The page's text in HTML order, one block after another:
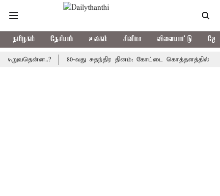
தமிழகம் தேசியம் உலகம் சினிமா விளையாட்டு
80-வது சுதந்திர தினம்: கோட்டை கொத்தளத்தில்